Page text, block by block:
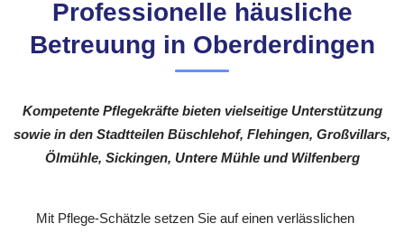
Professionelle häusliche
Betreuung in Oberderdingen
Kompetente Pflegekräfte bieten vielseitige Unterstützung
sowie in den Stadtteilen Büschlehof, Flehingen, Großvillars,
Ölmühle, Sickingen, Untere Mühle und Wilfenberg
Mit Pflege-Schätzle setzen Sie auf einen verlässlichen